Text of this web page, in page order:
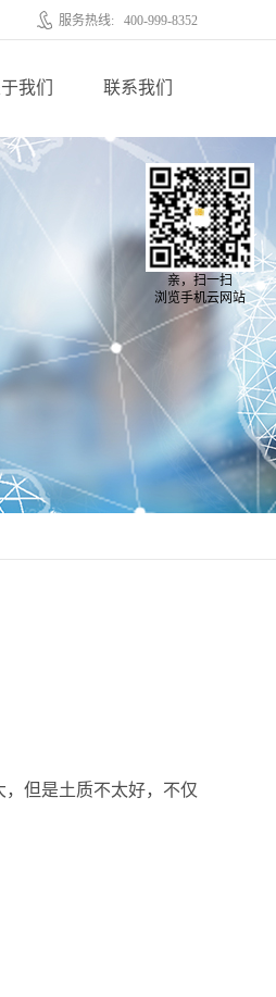
服务热线: 400-999-8352
我们 联系我们
但是土质不太好，不仅
亲，扫一扫
浏览手机云网站